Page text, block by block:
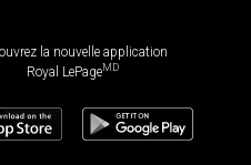
la nouvelle application
Royal LePageMD